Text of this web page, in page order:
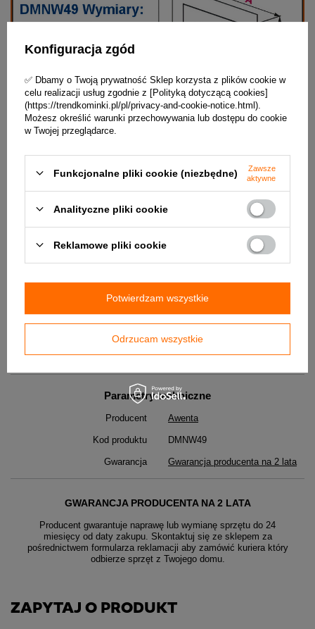
W załączniku znajdują się do pobrania Instrukcja obsługi i Atest
Higieniczny.
DO POBRANIA
Drzwiczki wyciorowe DMW - instrukcja obsługi
Atest Higieniczny
Parametry techniczne
Producent Awenta
Kod produktu DMNW49
Gwarancja Gwarancja producenta na 2 lata
GWARANCJA PRODUCENTA NA 2 LATA
Producent gwarantuje naprawę lub wymianę sprzętu do 24
miesięcy od daty zakupu. Skontaktuj się ze sklepem za
pośrednictwem formularza reklamacji aby zamówić kuriera który
odbierze sprzęt z Twojego domu.
ZAPYTAJ O PRODUKT
Konfiguracja zgód
✅ Dbamy o Twoją prywatność Sklep korzysta z plików cookie w
celu realizacji usług zgodnie z [Polityką dotyczącą cookies]
(https://trendkominki.pl/pl/privacy-and-cookie-notice.html).
Możesz określić warunki przechowywania lub dostępu do cookie
w Twojej przeglądarce.
Funkcjonalne pliki cookie (niezbędne) Zawsze
aktywne
Analityczne pliki cookie
Reklamowe pliki cookie
Odrzucam wszystkie
Potwierdzam wszystkie